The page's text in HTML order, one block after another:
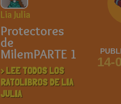
Lia Julia
Protectores
de
MilemPARTE 1
> LEE TODOS LOS
RATOLIBROS DE LIA
JULIA
14-